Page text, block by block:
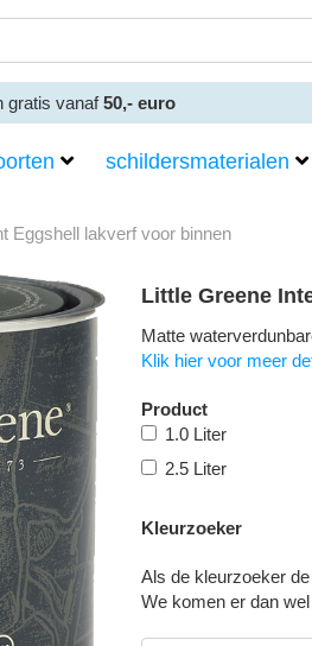
gratis vanaf50,- euro
schildersmaterialen
Eggshell lakverf voor binnen
Little Greene
Matte
Klik hier voor meer
Product
1.0 Liter
2.5 Liter
Kleurzoeker
Als de kleurzoeker
We komen er dan wel